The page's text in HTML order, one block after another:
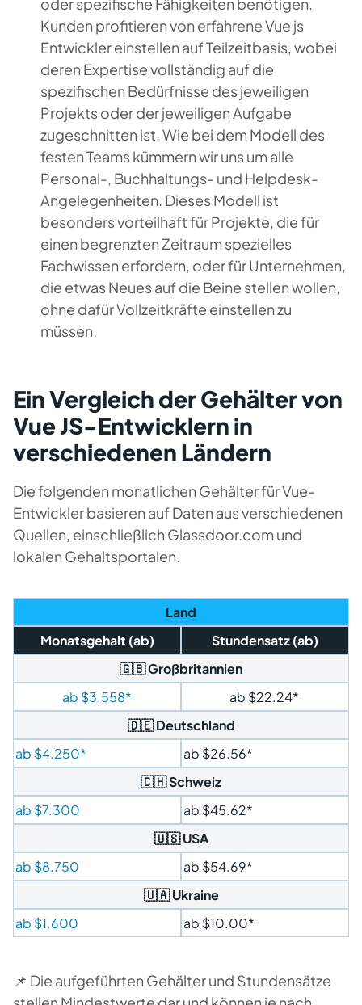
oder spezifische Fähigkeiten benötigen.
Kunden profitieren von erfahrene Vue js
Entwickler einstellen auf Teilzeitbasis, wobei
deren Expertise vollständig auf die
spezifischen Bedürfnisse des jeweiligen
Projekts oder der jeweiligen Aufgabe
zugeschnitten ist. Wie bei dem Modell des
festen Teams kümmern wir uns um alle
Personal-, Buchhaltungs- und Helpdesk-
Angelegenheiten. Dieses Modell ist
besonders vorteilhaft für Projekte, die für
einen begrenzten Zeitraum spezielles
Fachwissen erfordern, oder für Unternehmen,
die etwas Neues auf die Beine stellen wollen,
ohne dafür Vollzeitkräfte einstellen zu
müssen.
Ein Vergleich der Gehälter von
Vue JS-Entwicklern in
verschiedenen Ländern
Die folgenden monatlichen Gehälter für Vue-
Entwickler basieren auf Daten aus verschiedenen
Quellen, einschließlich Glassdoor.com und
lokalen Gehaltsportalen.
Land
Monatsgehalt (ab)
Stundensatz (ab)
🇬🇧 Großbritannien
ab $3.558*
ab $22.24*
🇩🇪 Deutschland
ab $4.250*
ab $26.56*
🇨🇭 Schweiz
ab $7.300
ab $45.62*
🇺🇸 USA
ab $8.750
ab $54.69*
🇺🇦 Ukraine
ab $1.600
ab $10.00*
📌 Die aufgeführten Gehälter und Stundensätze